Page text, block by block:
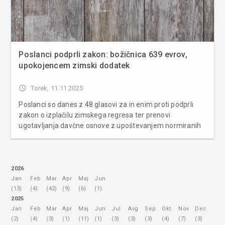
Poslanci podprli zakon: božičnica 639 evrov,
upokojencem zimski dodatek
access_time Torek, 11.11.2025
Poslanci so danes z 48 glasovi za in enim proti podprli
zakon o izplačilu zimskega regresa ter prenovi
ugotavljanja davčne osnove z upoštevanjem normiranih
2026
Jan
(13)
Feb
(4)
Mar
(42)
Apr
(9)
Maj
(6)
Jun
(1)
2025
Jan
(2)
Feb
(4)
Mar
(3)
Apr
(1)
Maj
(11)
Jun
(1)
Jul
(3)
Avg
(3)
Sep
(3)
Okt
(4)
Nov
(7)
Dec
(3)